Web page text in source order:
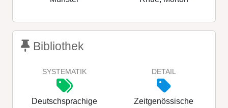
Bibliothek
SYSTEMATIK
Deutschsprachige
DETAIL
Zeitgenössische